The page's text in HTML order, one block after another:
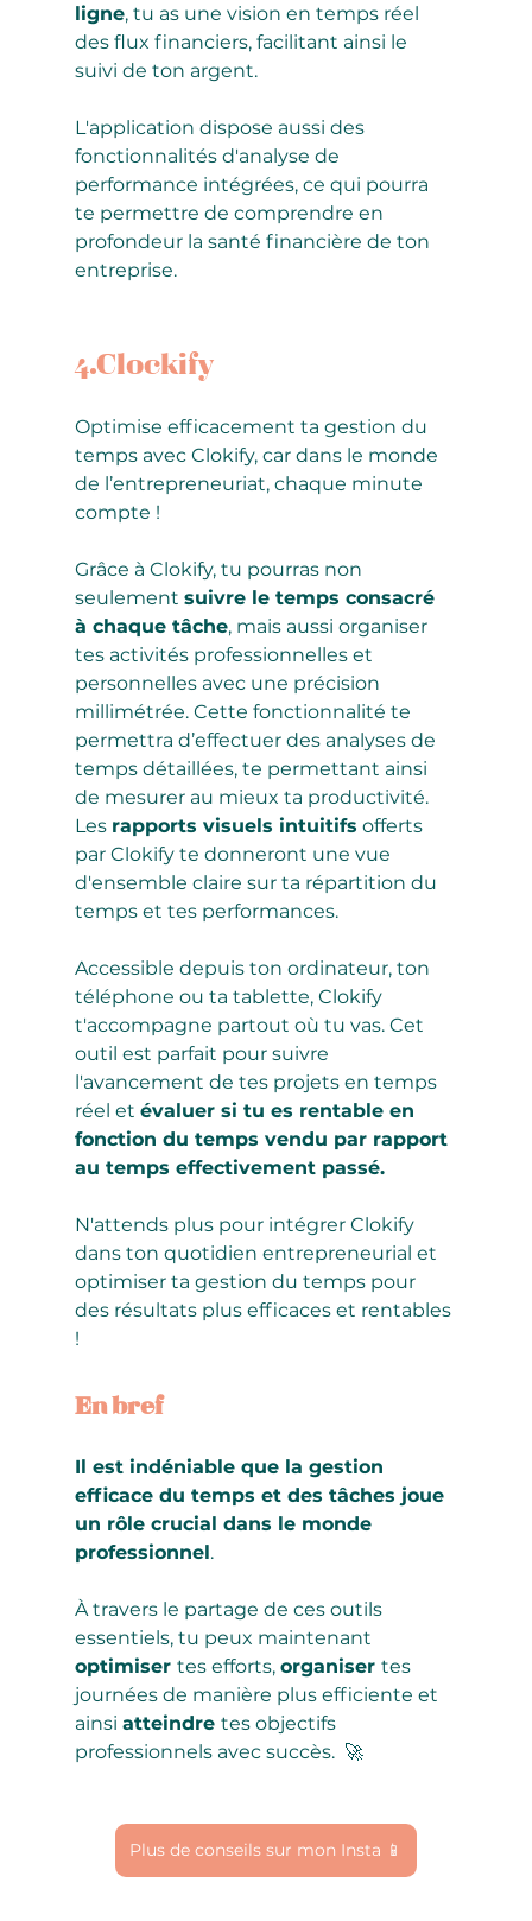
ligne, tu as une vision en temps réel
des flux financiers, facilitant ainsi le
suivi de ton argent.
L'application dispose aussi des
fonctionnalités d'analyse de
performance intégrées, ce qui pourra
te permettre de comprendre en
profondeur la santé financière de ton
entreprise.
4.Clockify
Optimise efficacement ta gestion du
temps avec Clokify, car dans le monde
de l’entrepreneuriat, chaque minute
compte !
Grâce à Clokify, tu pourras non
seulement suivre le temps consacré
à chaque tâche, mais aussi organiser
tes activités professionnelles et
personnelles avec une précision
millimétrée. Cette fonctionnalité te
permettra d’effectuer des analyses de
temps détaillées, te permettant ainsi
de mesurer au mieux ta productivité.
Les rapports visuels intuitifs offerts
par Clokify te donneront une vue
d'ensemble claire sur ta répartition du
temps et tes performances.
Accessible depuis ton ordinateur, ton
téléphone ou ta tablette, Clokify
t'accompagne partout où tu vas. Cet
outil est parfait pour suivre
l'avancement de tes projets en temps
réel et évaluer si tu es rentable en
fonction du temps vendu par rapport
au temps effectivement passé.
N'attends plus pour intégrer Clokify
dans ton quotidien entrepreneurial et
optimiser ta gestion du temps pour
des résultats plus efficaces et rentables
!
En bref
Il est indéniable que la gestion
efficace du temps et des tâches joue
un rôle crucial dans le monde
professionnel.
À travers le partage de ces outils
essentiels, tu peux maintenant
optimiser tes efforts, organiser tes
journées de manière plus efficiente et
ainsi atteindre tes objectifs
professionnels avec succès.  🚀
Plus de conseils sur mon Insta 📱